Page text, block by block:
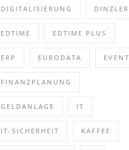
DIGITALISIERUNG DINZLER
EDTIME EDTIME PLUS
ERP EURODATA EVENT
FINANZPLANUNG
GELDANLAGE IT
IT-SICHERHEIT KAFFEE